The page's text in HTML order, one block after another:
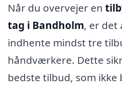
Når du overvejer en
tag i Bandholm, er det
indhente mindst tre
håndværkere. Dette
bedste tilbud, som